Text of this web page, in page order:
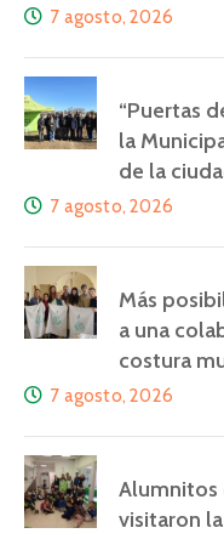
7 agosto, 2026
“Puertas
la
de la
7 agosto, 2026
Más
a una
costura
7 agosto, 2026
Alumnitos
visitaron